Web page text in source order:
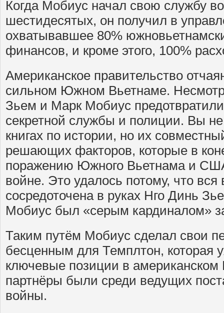
Когда Мобиус начал свою службу
шестидесятых, он получил в
охватывавшее 80%
финансов, и кроме этого, 100%
Американское правительство
сильном Южном Вьетнаме.
Зьем и Марк Мобиус
секретной службы и полиции. Вы
книгах по истории, но их
решающих факторов, которые в
поражению Южного Вьетнама и
войне. Это удалось потому, что вся
сосредоточена в руках Нго Динь
Мобиус был «серым кардиналом»
Таким путём Мобиус сделал свои
бесценным для Темплтон, которая
ключевые позиции в
партнёры были среди ведущих
войны.